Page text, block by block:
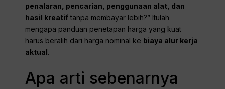
penalaran, pencarian, penggunaan alat, dan
hasil kreatiftanpa membayar lebih?” Itulah
mengapa panduan penetapan harga yang kuat
harus beralih dari harga nominal ke biaya alur kerja
aktual.
Apa arti sebenarnya